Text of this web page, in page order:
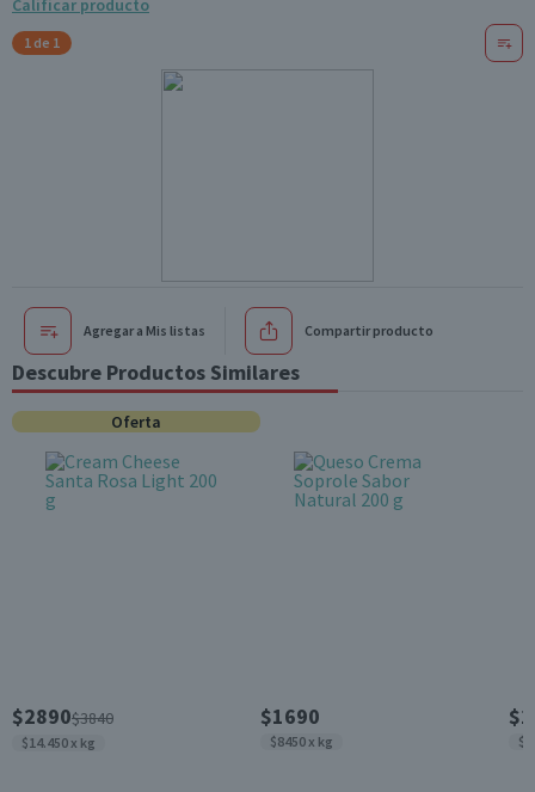
Calificar producto
1 de 1
Agregar a Mis listas Compartir producto
Descubre Productos Similares
Oferta
$2890$3840
$14.450 x kg
$1690
$8450 x kg